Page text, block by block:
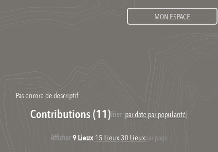
MON ESPACE
Pas encore de descriptif.
Contributions (11)Trier :par date,par popularité|
Afficher:9 Lieux,15 Lieux,30 Lieuxpar page